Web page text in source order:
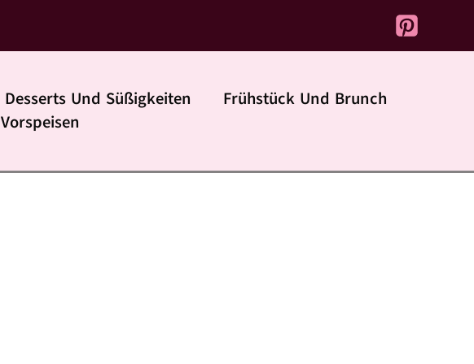
Desserts Und Süßigkeiten
Frühstück Und Brunch
Vorspeisen